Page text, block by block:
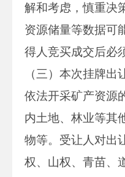
解和考虑，慎重决
资源储量等数据可
得人竞买成交后必
（三）本次挂牌
依法开采矿产资源
内土地、林业等其
物等。受让人对出
权、山权、青苗、